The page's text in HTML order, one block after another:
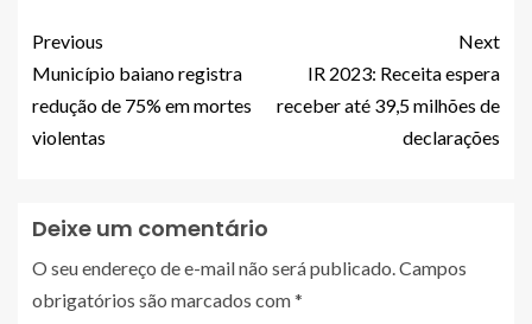
Previous
Município baiano registra
redução de 75% em mortes
violentas
Next
IR 2023: Receita espera
receber até 39,5 milhões de
declarações
Deixe um comentário
O seu endereço de e-mail não será publicado.Campos
obrigatórios são marcados com*